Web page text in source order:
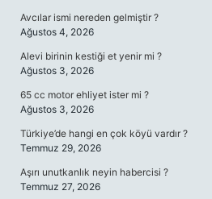
Avcılar ismi nereden gelmiştir ?
Ağustos 4, 2026
Alevi birinin kestiği et yenir mi ?
Ağustos 3, 2026
65 cc motor ehliyet ister mi ?
Ağustos 3, 2026
Türkiye’de hangi en çok köyü vardır ?
Temmuz 29, 2026
Aşırı unutkanlık neyin habercisi ?
Temmuz 27, 2026